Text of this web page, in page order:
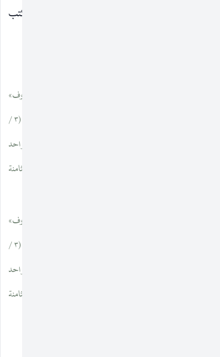
٢ ـ أنهم يأخذون أحيانا بعض موادهم من الكتب
(١) انظر في ذلك : أبا نصر الفارابي في كتابه «الألفاظ والحروف»
والسيوطي في كتابه «المزهر» (١ / ١٠٤) ، وابن خلدون في مقدمته (٣ /
١٢٧٩ ، ١٢٨٠) طبعة دار نهضة مصر. تحقيق الدكتور علي عبد الواحد
وافي ، و «فقه اللغة» للدكتور علي عبد الواحد وافي ، الطبعة الثامنة
(١) انظر في ذلك : أبا نصر الفارابي في كتابه «الألفاظ والحروف»
والسيوطي في كتابه «المزهر» (١ / ١٠٤) ، وابن خلدون في مقدمته (٣ /
١٢٧٩ ، ١٢٨٠) طبعة دار نهضة مصر. تحقيق الدكتور علي عبد الواحد
وافي ، و «فقه اللغة» للدكتور علي عبد الواحد وافي ، الطبعة الثامنة